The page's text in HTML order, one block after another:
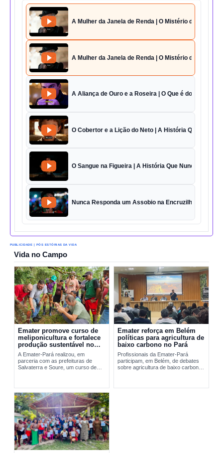
A Mulher da Janela de Renda | O Mistério da Casa 42
A Mulher da Janela de Renda | O Mistério da Casa 42
A Aliança de Ouro e a Roseira | O Que é do Amor
O Cobertor e a Lição do Neto | A História Que Vai Te
O Sangue na Figueira | A História Que Nunca Foi
Nunca Responda um Assobio na Encruzilhada | O
PUBLICIDADE | PÓS ESTÓRIAS DA VIDA
Vida no Campo
Emater promove curso de
meliponicultura e fortalece
produção sustentável no
Marajó
A Emater-Pará realizou, em
parceria com as prefeituras de
Salvaterra e Soure, um curso de
sustentável de...
Emater reforça em Belém
políticas para agricultura de
baixo carbono no Pará
Profissionais da Emater-Pará
participam, em Belém, de debates
sobre agricultura de baixo carbono